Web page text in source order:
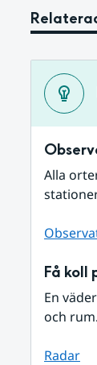
Alla
Få koll
En
och
Radar